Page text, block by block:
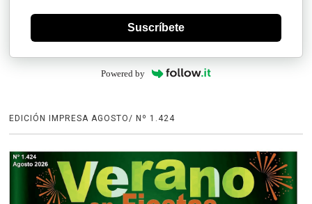
Suscríbete
Powered by
EDICIÓN IMPRESA AGOSTO/ Nº 1.424